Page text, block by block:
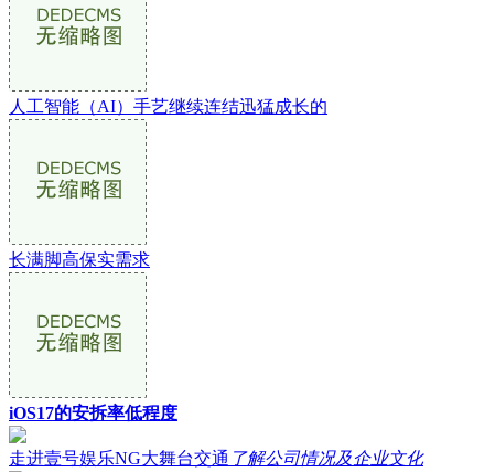
人工智能（AI）手艺继续连结迅猛成长的
长满脚高保实需求
iOS17的安拆率低程度
走进壹号娱乐NG大舞台交通 了解公司情况及企业文化